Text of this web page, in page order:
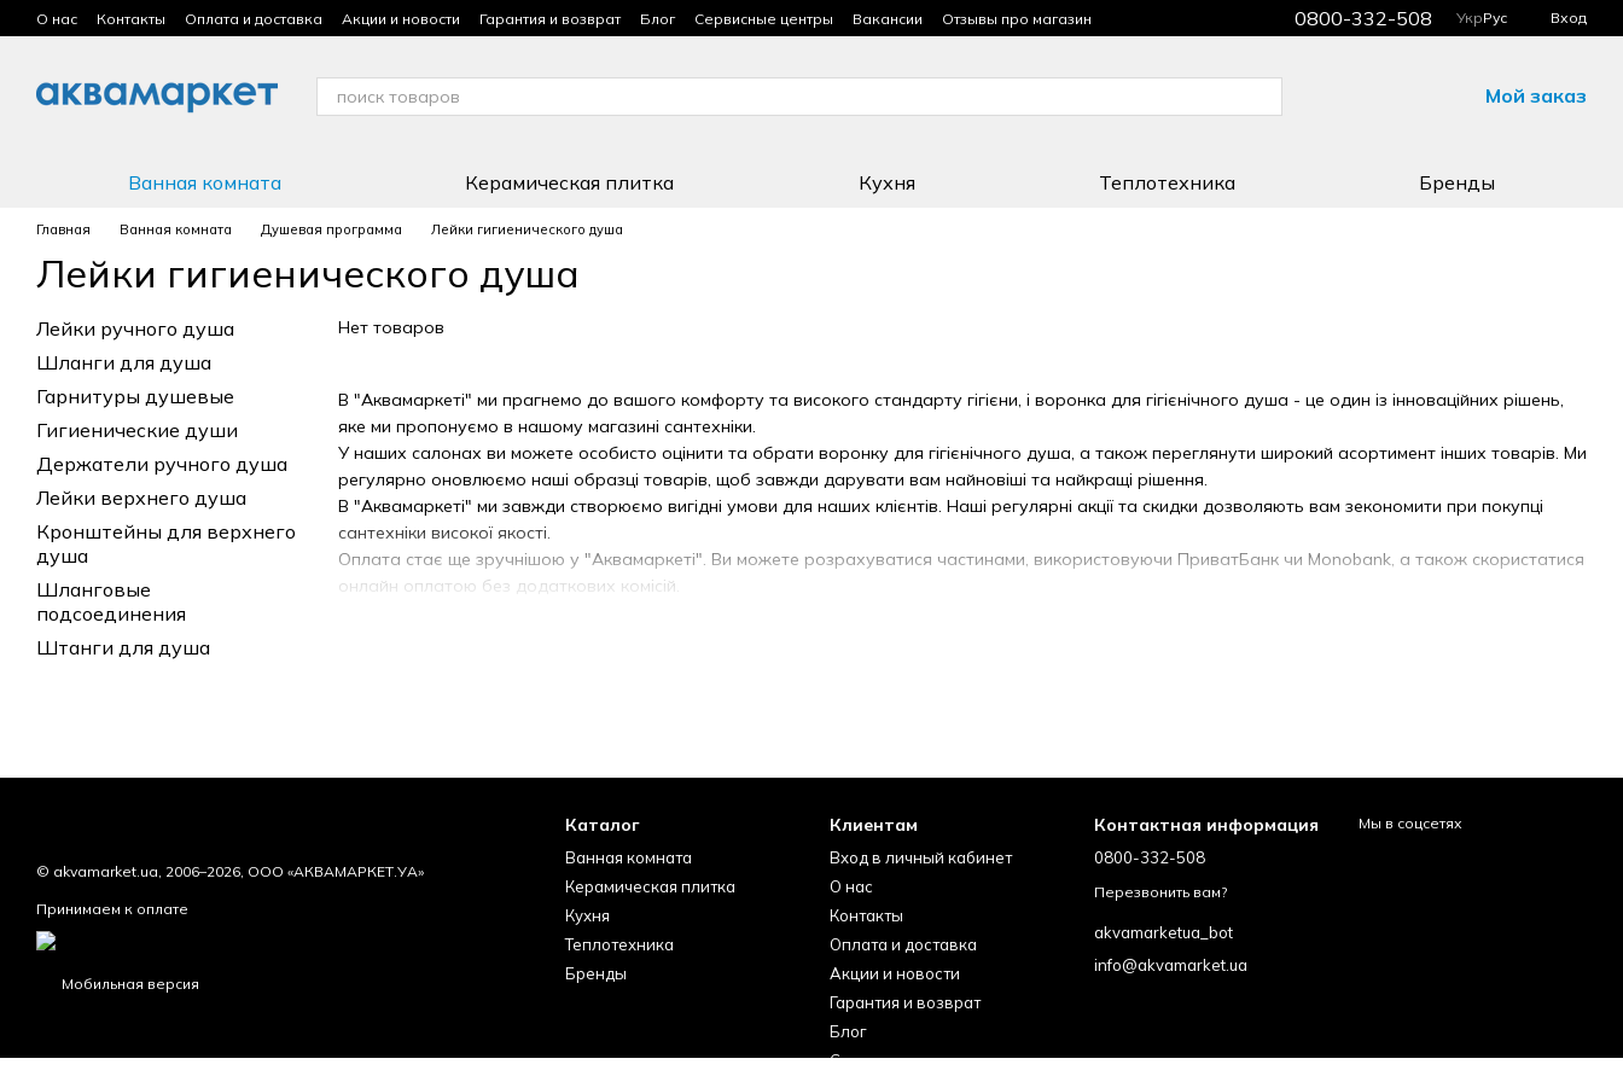
Перейти к основному контенту
О нас Контакты Оплата и доставка Акции и новости Гарантия и возврат Блог Сервисные центры Вакансии
Отзывы про магазин
Условия использования сайта
0800-332-508 УкрРус Вход
Мой заказ
Ванная комната Керамическая плитка Кухня Теплотехника Бренды
Главная Ванная комната Душевая программа Лейки гигиенического душа
Лейки гигиенического душа
В "Аквамаркеті" ми прагнемо до вашого комфорту та високого стандарту гігієни, і воронка для гігієнічного душа - це один із інноваційних рішень,
яке ми пропонуємо в нашому магазині сантехніки.
У наших салонах ви можете особисто оцінити та обрати воронку для гігієнічного душа, а також переглянути широкий асортимент інших товарів. Ми
регулярно оновлюємо наші образці товарів, щоб завжди дарувати вам найновіші та найкращі рішення.
В "Аквамаркеті" ми завжди створюємо вигідні умови для наших клієнтів. Наші регулярні акції та скидки дозволяють вам зекономити при покупці
сантехніки високої якості.
Оплата стає ще зручнішою у "Аквамаркеті". Ви можете розрахуватися частинами, використовуючи ПриватБанк чи Monobank, а також скористатися
онлайн оплатою без додаткових комісій.
Нет товаров
Лейки ручного душа
Шланги для душа
Гарнитуры душевые
Гигиенические души
Держатели ручного душа
Лейки верхнего душа
Кронштейны для верхнего
душа
Шланговые
подсоединения
Штанги для душа
© akvamarket.ua, 2006–2026, ООО «АКВАМАРКЕТ.УА»
Принимаем к оплате
Мобильная версия
Каталог
Ванная комната
Керамическая плитка
Кухня
Теплотехника
Бренды
Клиентам
Вход в личный кабинет
О нас
Контакты
Оплата и доставка
Акции и новости
Гарантия и возврат
Блог
Сервисные центры
Контактная информация
0800-332-508
Перезвонить вам?
akvamarketua_bot
info@akvamarket.ua
Мы в соцсетях